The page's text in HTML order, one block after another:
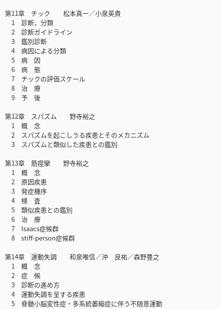
第11章 チック 松本真一／小泉英貴
1 診断，分類
2 診断ガイドライン
3 鑑別診断
4 病因による分類
5 病 因
6 病 態
7 チックの評価スケール
8 治 療
9 予 後
第12章 スパズム 野寺裕之
1 概 念
2 スパズムを起こしうる疾患とそのメカニズム
3 スパズムと類似した疾患との鑑別
第13章 筋痙攣 野寺裕之
1 概 念
2 原因疾患
3 発症機序
4 検 査
5 類似疾患との鑑別
6 治 療
7 Isaacs症候群
8 stiff-person症候群
第14章 運動失調 和泉唯信／沖 良祐／森野豊之
1 概 念
2 症 候
3 診断の進め方
4 運動失調を呈する疾患
5 脊髄小脳変性症・多系統萎縮症に伴う不随意運動